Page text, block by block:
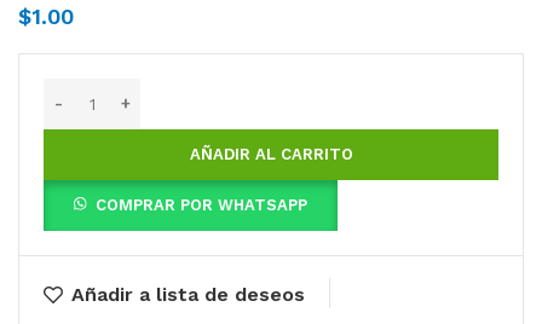
$1.00
AÑADIR AL CARRITO
COMPRAR POR WHATSAPP
Añadir a lista de deseos